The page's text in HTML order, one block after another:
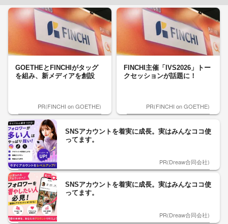
GOETHEとFINCHIがタッグ
を組み、新メディアを創設
PR(FINCHI on GOETHE)
FINCHI主催「IVS2026」トー
クセッションが話題に！
PR(FINCHI on GOETHE)
SNSアカウントを着実に成長。実はみんなココ使
ってます。
PR(Dreaw合同会社)
SNSアカウントを着実に成長。実はみんなココ使
ってます。
PR(Dreaw合同会社)